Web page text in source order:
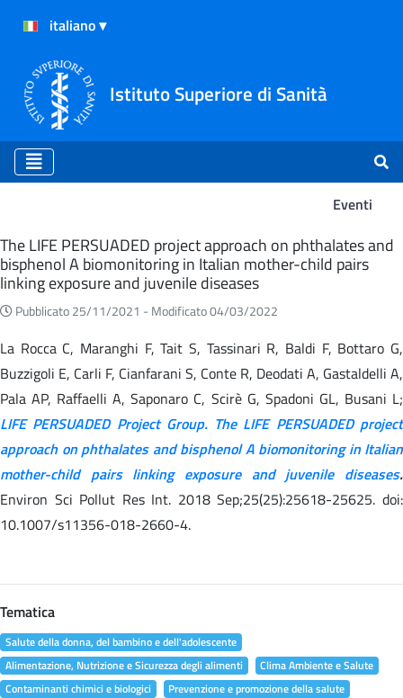
Istituto Superiore di Sanità
Eventi
Eventi
The LIFE PERSUADED project approach on phthalates and
bisphenol A biomonitoring in Italian mother-child pairs
linking exposure and juvenile diseases
Pubblicato 25/11/2021 - Modificato 04/03/2022
La Rocca C, Maranghi F, Tait S, Tassinari R, Baldi F, Bottaro G,
Buzzigoli E, Carli F, Cianfarani S, Conte R, Deodati A, Gastaldelli A,
Pala AP, Raffaelli A, Saponaro C, Scirè G, Spadoni GL, Busani L;
LIFE PERSUADED Project Group. The LIFE PERSUADED project
approach on phthalates and bisphenol A biomonitoring in Italian
mother-child pairs linking exposure and juvenile diseases.
Environ Sci Pollut Res Int. 2018 Sep;25(25):25618-25625. doi:
10.1007/s11356-018-2660-4.
Tematica
Salute della donna, del bambino e dell'adolescente
Alimentazione, Nutrizione e Sicurezza degli alimenti
Clima Ambiente e Salute
Contaminanti chimici e biologici
Prevenzione e promozione della salute